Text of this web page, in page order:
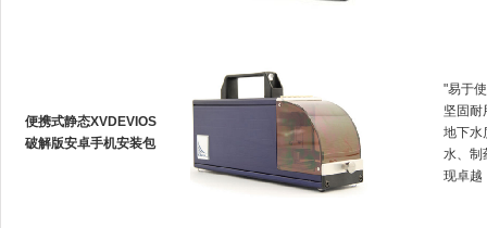
便携式静态XVDEVIOS
破解版安卓手机安装包
"易于使
坚固耐
地下水
水
现卓越